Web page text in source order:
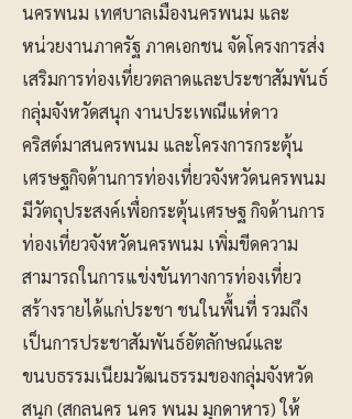
นครพนม เทศบาลเมืองนครพนม และ
หน่วยงานภาครัฐ ภาคเอกชน จัดโครงการส่ง
เสริมการท่องเที่ยวตลาดและประชาสัมพันธ์
กลุ่มจังหวัดสนุก งานประเพณีแห่ดาว
คริสต์มาสนครพนม และโครงการกระตุ้น
เศรษฐกิจด้านการท่องเที่ยวจังหวัดนครพนม
มีวัตถุประสงค์เพื่อกระตุ้นเศรษฐ กิจด้านการ
ท่องเที่ยวจังหวัดนครพนม เพิ่มขีดความ
สามารถในการแข่งขันทางการท่องเที่ยว
สร้างรายได้แก่ประชา ชนในพื้นที่ รวมถึง
เป็นการประชาสัมพันธ์อัตลักษณ์และ
ขนบธรรมเนียมวัฒนธรรมของกลุ่มจังหวัด
สนุก (สกลนคร นคร พนม มุกดาหาร) ให้